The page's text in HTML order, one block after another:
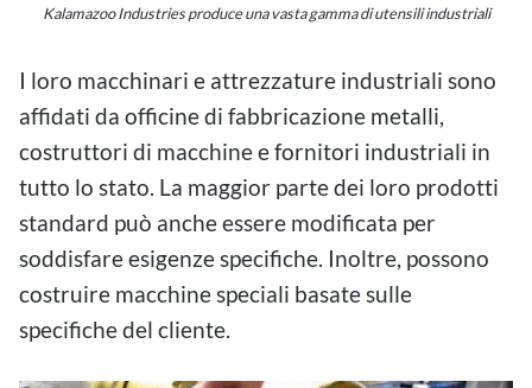
Kalamazoo Industries produce una vasta gamma di utensili industriali
I loro macchinari e attrezzature industriali sono
affidati da officine di fabbricazione metalli,
costruttori di macchine e fornitori industriali in
tutto lo stato. La maggior parte dei loro prodotti
standard può anche essere modificata per
soddisfare esigenze specifiche. Inoltre, possono
costruire macchine speciali basate sulle
specifiche del cliente.